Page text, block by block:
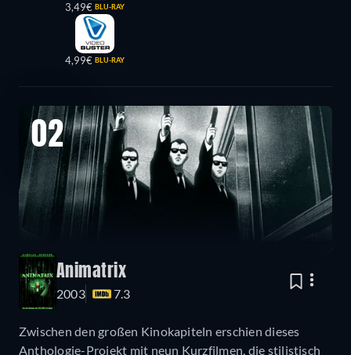
3,49€ BLU-RAY
4,99€ BLU-RAY
02
Animatrix
2003 7.3
Zwischen den großen Kinokapiteln erschien dieses
Anthologie-Projekt mit neun Kurzfilmen, die stilistisch